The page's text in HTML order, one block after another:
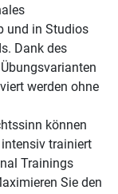
und in Studios
Dank des
werden ohne
können
trainiert
Trainings
Sie den